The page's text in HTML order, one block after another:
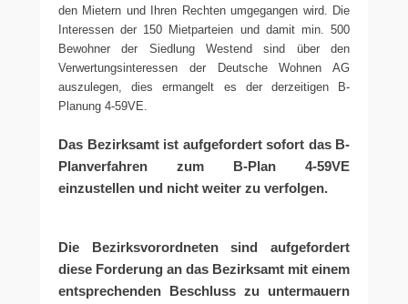
den Mietern und Ihren Rechten umgegangen wird. Die
Interessen der 150 Mietparteien und damit min. 500
Bewohner der Siedlung Westend sind über den
Verwertungsinteressen der Deutsche Wohnen AG
auszulegen, dies ermangelt es der derzeitigen B-
Planung 4-59VE.
Das Bezirksamt ist aufgefordert sofort das B-
Planverfahren zum B-Plan 4-59VE
einzustellen und nicht weiter zu verfolgen.
Die Bezirksvorordneten sind aufgefordert
diese Forderung an das Bezirksamt mit einem
entsprechenden Beschluss zu untermauern